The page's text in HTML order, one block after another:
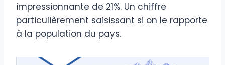
impressionnante de 21%. Un chiffre
particulièrement saisissant si on le rapporte
à la population du pays.